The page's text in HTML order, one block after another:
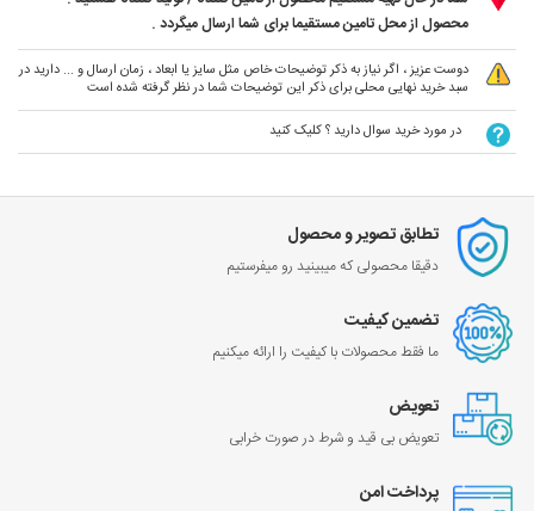
محصول از محل تامین مستقیما برای شما ارسال میگردد .
دوست عزیز ، اگر نیاز به ذکر توضیحات خاص مثل سایز یا ابعاد ، زمان ارسال و ... دارید در
سبد خرید نهایی محلی برای ذکر این توضیحات شما در نظر گرفته شده است
در مورد خرید سوال دارید ؟ کلیک کنید
تطابق تصویر و محصول
دقیقا محصولی که میبینید رو میفرستیم
تضمین کیفیت
ما فقط محصولات با کیفیت را ارائه میکنیم
تعویض
تعویض بی قید و شرط در صورت خرابی
پرداخت امن